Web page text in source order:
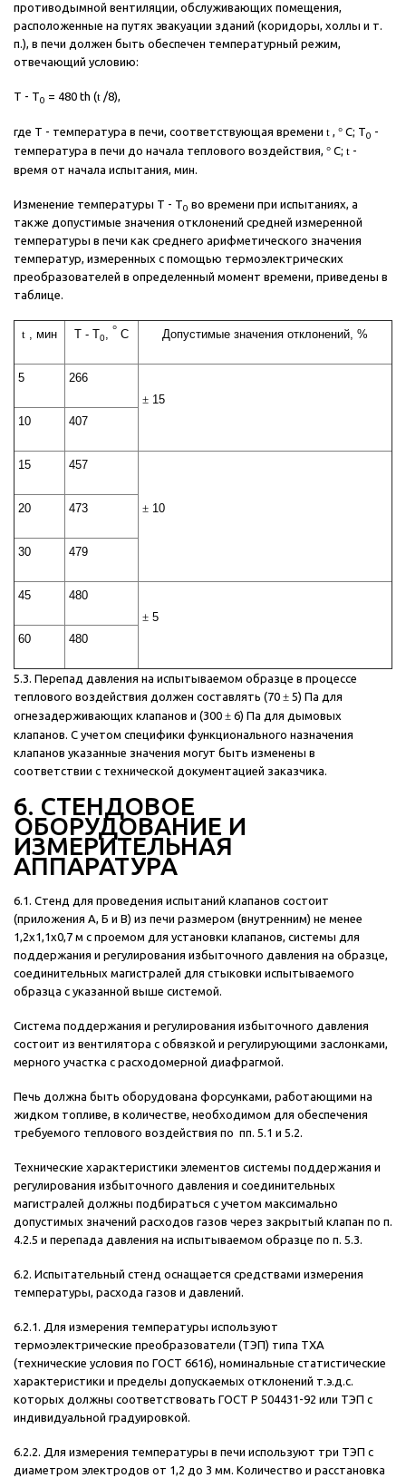
противодымной вентиляции, обслуживающих помещения,
расположенные на путях эвакуации зданий (коридоры, холлы и т.
п.), в печи должен быть обеспечен температурный режим,
отвечающий условию:
Т - Т0 = 480 th (t /8),
где Т - температура в печи, соответствующая времени t , ° С; Т0 -
температура в печи до начала теплового воздействия, ° С; t -
время от начала испытания, мин.
Изменение температуры Т - Т0 во времени при испытаниях, а
также допустимые значения отклонений средней измеренной
температуры в печи как среднего арифметического значения
температур, измеренных с помощью термоэлектрических
преобразователей в определенный момент времени, приведены в
таблице.
t , мин Т - Т0, ° С Допустимые значения отклонений, %
5
266
± 15
10
407
15 457
± 10
20 473
30 479
45
480
± 5
60
480
5.3. Перепад давления на испытываемом образце в процессе
теплового воздействия должен составлять (70 ± 5) Па для
огнезадерживающих клапанов и (300 ± 6) Па для дымовых
клапанов. С учетом специфики функционального назначения
клапанов указанные значения могут быть изменены в
соответствии с технической документацией заказчика.
6. СТЕНДОВОЕ
ОБОРУДОВАНИЕ И
ИЗМЕРИТЕЛЬНАЯ
АППАРАТУРА
6.1. Стенд для проведения испытаний клапанов состоит
(приложения А, Б и В) из печи размером (внутренним) не менее
1,2х1,1х0,7 м с проемом для установки клапанов, системы для
поддержания и регулирования избыточного давления на образце,
соединительных магистралей для стыковки испытываемого
образца с указанной выше системой.
Система поддержания и регулирования избыточного давления
состоит из вентилятора с обвязкой и регулирующими заслонками,
мерного участка с расходомерной диафрагмой.
Печь должна быть оборудована форсунками, работающими на
жидком топливе, в количестве, необходимом для обеспечения
требуемого теплового воздействия по пп. 5.1 и 5.2.
Технические характеристики элементов системы поддержания и
регулирования избыточного давления и соединительных
магистралей должны подбираться с учетом максимально
допустимых значений расходов газов через закрытый клапан по п.
4.2.5 и перепада давления на испытываемом образце по п. 5.3.
6.2. Испытательный стенд оснащается средствами измерения
температуры, расхода газов и давлений.
6.2.1. Для измерения температуры используют
термоэлектрические преобразователи (ТЭП) типа ТХА
(технические условия по ГОСТ 6616), номинальные статистические
характеристики и пределы допускаемых отклонений т.э.д.с.
которых должны соответствовать ГОСТ Р 504431-92 или ТЭП с
индивидуальной градуировкой.
6.2.2. Для измерения температуры в печи используют три ТЭП с
диаметром электродов от 1,2 до 3 мм. Количество и расстановка